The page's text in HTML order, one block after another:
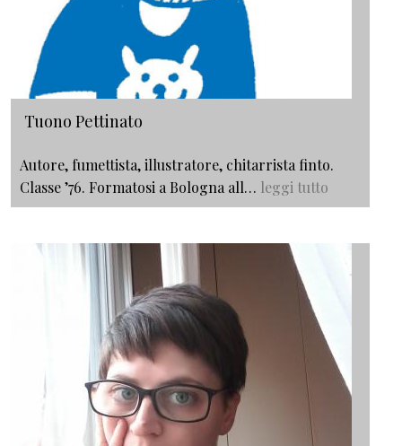
Tuono Pettinato
Autore, fumettista, illustratore, chitarrista finto.
Classe ’76. Formatosi a Bologna all… leggi tutto